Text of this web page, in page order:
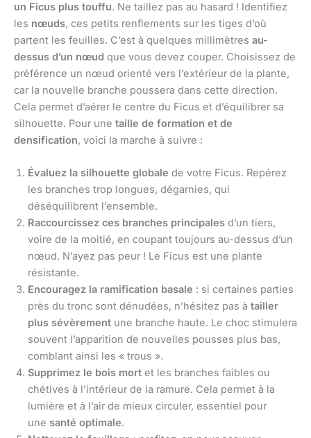
un Ficus plus touffu. Ne taillez pas au hasard ! Identifiez
les nœuds, ces petits renflements sur les tiges d’où
partent les feuilles. C’est à quelques millimètres au-
dessus d’un nœud que vous devez couper. Choisissez de
préférence un nœud orienté vers l’extérieur de la plante,
car la nouvelle branche poussera dans cette direction.
Cela permet d’aérer le centre du Ficus et d’équilibrer sa
silhouette. Pour une taille de formation et de
densification, voici la marche à suivre :
Évaluez la silhouette globale de votre Ficus. Repérez
les branches trop longues, dégarnies, qui
déséquilibrent l’ensemble.
Raccourcissez ces branches principales d’un tiers,
voire de la moitié, en coupant toujours au-dessus d’un
nœud. N’ayez pas peur ! Le Ficus est une plante
résistante.
Encouragez la ramification basale : si certaines parties
près du tronc sont dénudées, n’hésitez pas à tailler
plus sévèrement une branche haute. Le choc stimulera
souvent l’apparition de nouvelles pousses plus bas,
comblant ainsi les « trous ».
Supprimez le bois mort et les branches faibles ou
chétives à l’intérieur de la ramure. Cela permet à la
lumière et à l’air de mieux circuler, essentiel pour
une santé optimale.